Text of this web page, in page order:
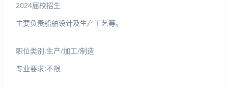
2024届校招生
主要负责船舶设计及生产工艺等。
职位类别:生产/加工/制造
专业要求:不限